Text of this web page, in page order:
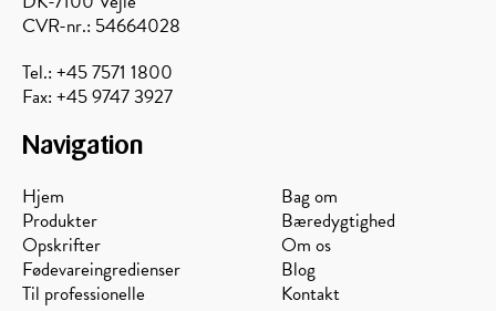
CVR-nr.: 54664028
Tel.: +45 7571 1800
Fax: +45 9747 3927
Navigation
Hjem
Produkter
Opskrifter
Fødevareingredienser
Til professionelle
Bag om
Bæredygtighed
Om os
Blog
Kontakt